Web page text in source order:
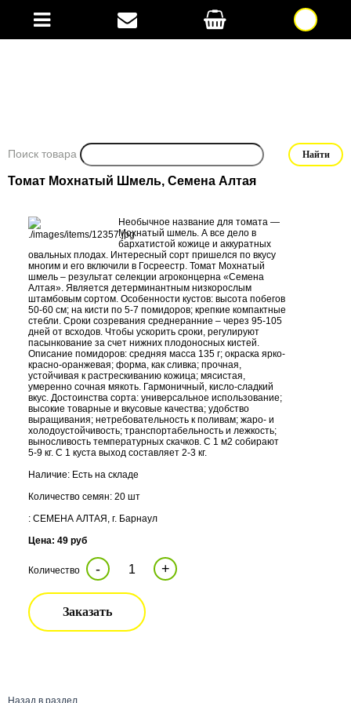
Поиск товара
Томат Мохнатый Шмель, Семена Алтая
Необычное название для томата —
Мохнатый шмель. А все дело в
бархатистой кожице и аккуратных
овальных плодах. Интересный сорт пришелся по вкусу
многим и его включили в Госреестр. Томат Мохнатый
шмель – результат селекции агроконцерна «Семена
Алтая». Является детерминантным низкорослым
штамбовым сортом. Особенности кустов: высота побегов
50-60 см; на кисти по 5-7 помидоров; крепкие компактные
стебли. Сроки созревания среднеранние – через 95-105
дней от всходов. Чтобы ускорить сроки, регулируют
пасынкование за счет нижних плодоносных кистей.
Описание помидоров: средняя масса 135 г; окраска ярко-
красно-оранжевая; форма, как сливка; прочная,
устойчивая к растрескиванию кожица; мясистая,
умеренно сочная мякоть. Гармоничный, кисло-сладкий
вкус. Достоинства сорта: универсальное использование;
высокие товарные и вкусовые качества; удобство
выращивания; нетребовательность к поливам; жаро- и
холодоустойчивость; транспортабельность и лежкость;
выносливость температурных скачков. С 1 м2 собирают
5-9 кг. С 1 куста выход составляет 2-3 кг.
Наличие: Есть на складе
Количество семян: 20 шт
: СЕМЕНА АЛТАЯ, г. Барнаул
Цена: 49 руб
Количество - +
Заказать
Назад в раздел